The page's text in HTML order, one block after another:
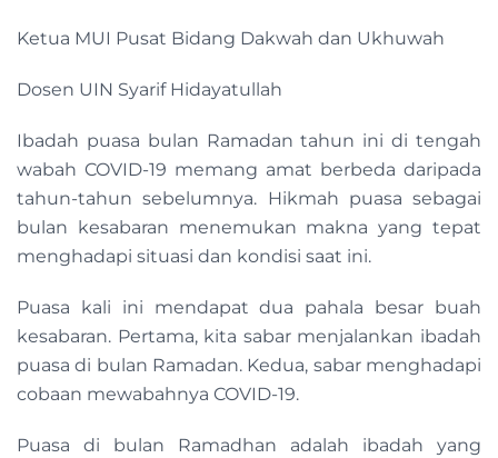
Ketua MUI Pusat Bidang Dakwah dan Ukhuwah
Dosen UIN Syarif Hidayatullah
Ibadah puasa bulan Ramadan tahun ini di tengah
wabah COVID-19 memang amat berbeda daripada
tahun-tahun sebelumnya. Hikmah puasa sebagai
bulan kesabaran menemukan makna yang tepat
menghadapi situasi dan kondisi saat ini.
Puasa kali ini mendapat dua pahala besar buah
kesabaran. Pertama, kita sabar menjalankan ibadah
puasa di bulan Ramadan. Kedua, sabar menghadapi
cobaan mewabahnya COVID-19.
Puasa di bulan Ramadhan adalah ibadah yang